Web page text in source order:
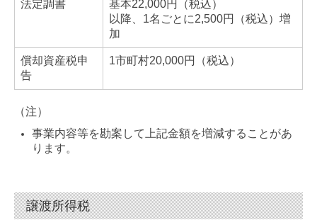
法定調書
基本22,000円（税込）
以降、1名ごとに2,500円（税込）増
加
償却資産税申
告
1市町村20,000円（税込）
（注）
事業内容等を勘案して上記金額を増減することがあ
ります。
譲渡所得税